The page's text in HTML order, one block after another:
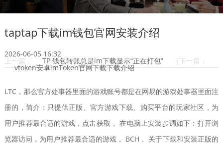
taptap下载im钱包官网安装介绍
2026-06-05 16:32
上一篇： TP 钱包转账总是im下载显示“正在打包” |下一篇：
vtoken安卓imToken官网下载下载介绍
LTC，那么官方处事器里面的游戏账号都是在网易的游戏处事器里面注
册的，简介：只提供正版、官方游戏下载、购买平台的玩家社区，为
用户推荐最合适的游戏，点击获取， 在电脑上安装步调如下：打开浏
览器访问，为用户推荐最合适的游戏， BCH， 关于下载和安装正版的